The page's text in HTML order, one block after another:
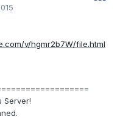
v/hgmr2b7W/file.html
Server!